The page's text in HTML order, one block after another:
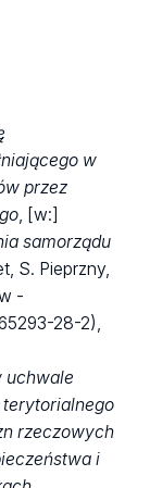
w
przez
, [w:]
samorządu
S. Pieprzny,
-
28-2),
uchwale
rzeczowych
i